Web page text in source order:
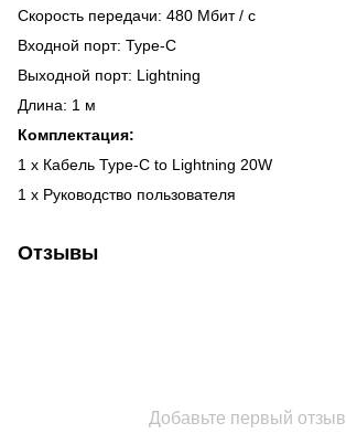
Скорость передачи: 480 Мбит / с
Входной порт: Type-C
Выходной порт: Lightning​
Длина: 1 м
Комплектация:
1 x Кабель Type-C to Lightning​ 20W
1 x Руководство пользователя
Отзывы
Добавьте первый отзыв